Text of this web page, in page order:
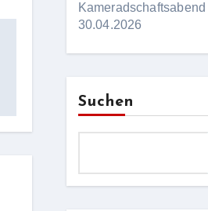
30.04.2026
Suchen